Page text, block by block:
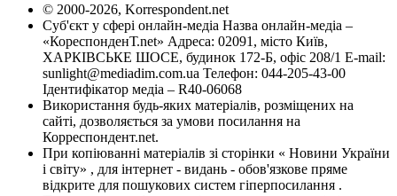
© 2000-2026, Korrespondent.net
Суб'єкт у сфері онлайн-медіа Назва онлайн-медіа –
«КореспонденТ.net» Адреса: 02091, місто Київ,
ХАРКІВСЬКЕ ШОСЕ, будинок 172-Б, офіс 208/1 E-mail:
sunlight@mediadim.com.ua Телефон: 044-205-43-00
Ідентифікатор медіа – R40-06068
Використання будь-яких матеріалів, розміщених на
сайті, дозволяється за умови посилання на
Корреспондент.net.
При копіюванні матеріалів зі сторінки « Новини України
і світу» , для інтернет - видань - обов'язкове пряме
відкрите для пошукових систем гіперпосилання .